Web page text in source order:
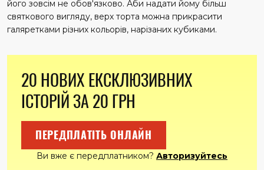
його зовсім не обов'язково. Аби надати йому більш
святкового вигляду, верх торта можна прикрасити
галяретками різних кольорів, нарізаних кубиками.
20 НОВИХ ЕКСКЛЮЗИВНИХ
ІСТОРІЙ ЗА 20 ГРН
ПЕРЕДПЛАТІТЬ ОНЛАЙН
Ви вже є передплатником? Авторизуйтесь